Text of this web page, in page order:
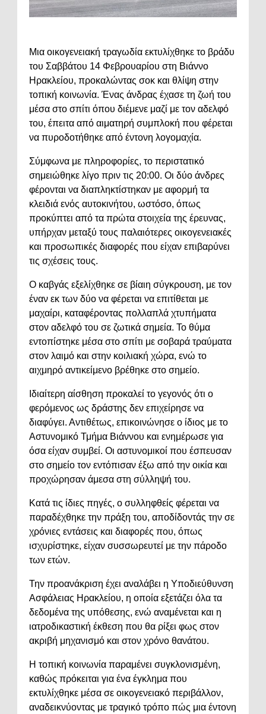
Μια οικογενειακή τραγωδία εκτυλίχθηκε το βράδυ
του Σαββάτου 14 Φεβρουαρίου στη Βιάννο
Ηρακλείου, προκαλώντας σοκ και θλίψη στην
τοπική κοινωνία. Ένας άνδρας έχασε τη ζωή του
μέσα στο σπίτι όπου διέμενε μαζί με τον αδελφό
του, έπειτα από αιματηρή συμπλοκή που φέρεται
να πυροδοτήθηκε από έντονη λογομαχία.
Σύμφωνα με πληροφορίες, το περιστατικό
σημειώθηκε λίγο πριν τις 20:00. Οι δύο άνδρες
φέρονται να διαπληκτίστηκαν με αφορμή τα
κλειδιά ενός αυτοκινήτου, ωστόσο, όπως
προκύπτει από τα πρώτα στοιχεία της έρευνας,
υπήρχαν μεταξύ τους παλαιότερες οικογενειακές
και προσωπικές διαφορές που είχαν επιβαρύνει
τις σχέσεις τους.
Ο καβγάς εξελίχθηκε σε βίαιη σύγκρουση, με τον
έναν εκ των δύο να φέρεται να επιτίθεται με
μαχαίρι, καταφέροντας πολλαπλά χτυπήματα
στον αδελφό του σε ζωτικά σημεία. Το θύμα
εντοπίστηκε μέσα στο σπίτι με σοβαρά τραύματα
στον λαιμό και στην κοιλιακή χώρα, ενώ το
αιχμηρό αντικείμενο βρέθηκε στο σημείο.
Ιδιαίτερη αίσθηση προκαλεί το γεγονός ότι ο
φερόμενος ως δράστης δεν επιχείρησε να
διαφύγει. Αντιθέτως, επικοινώνησε ο ίδιος με το
Αστυνομικό Τμήμα Βιάννου και ενημέρωσε για
όσα είχαν συμβεί. Οι αστυνομικοί που έσπευσαν
στο σημείο τον εντόπισαν έξω από την οικία και
προχώρησαν άμεσα στη σύλληψή του.
Κατά τις ίδιες πηγές, ο συλληφθείς φέρεται να
παραδέχθηκε την πράξη του, αποδίδοντάς την σε
χρόνιες εντάσεις και διαφορές που, όπως
ισχυρίστηκε, είχαν συσσωρευτεί με την πάροδο
των ετών.
Την προανάκριση έχει αναλάβει η Υποδιεύθυνση
Ασφάλειας Ηρακλείου, η οποία εξετάζει όλα τα
δεδομένα της υπόθεσης, ενώ αναμένεται και η
ιατροδικαστική έκθεση που θα ρίξει φως στον
ακριβή μηχανισμό και στον χρόνο θανάτου.
Η τοπική κοινωνία παραμένει συγκλονισμένη,
καθώς πρόκειται για ένα έγκλημα που
εκτυλίχθηκε μέσα σε οικογενειακό περιβάλλον,
αναδεικνύοντας με τραγικό τρόπο πώς μια έντονη